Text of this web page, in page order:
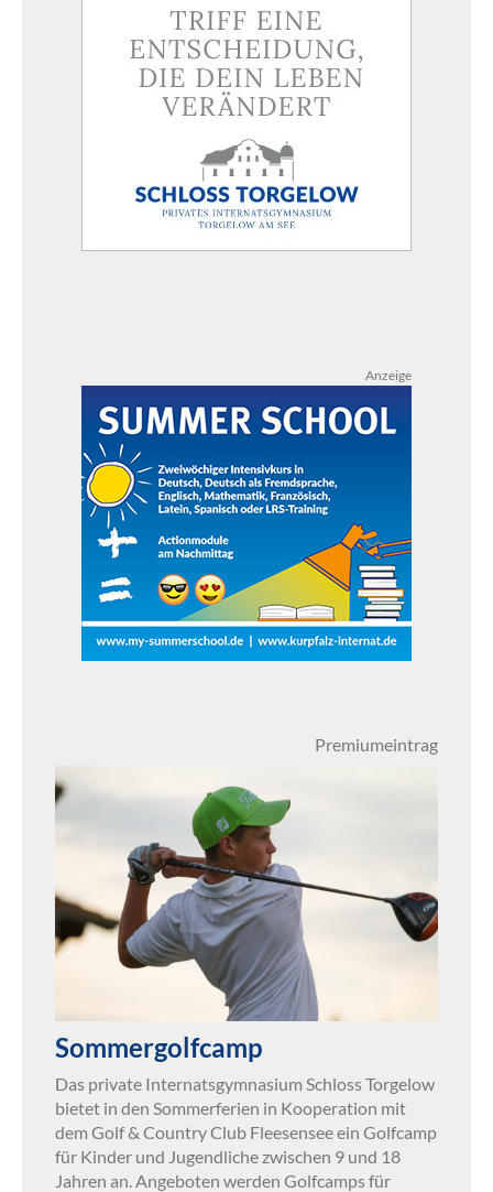
Anzeige
Premiumeintrag
Sommergolfcamp
Das private Internatsgymnasium Schloss Torgelow
bietet in den Sommerferien in Kooperation mit
dem Golf & Country Club Fleesensee ein Golfcamp
für Kinder und Jugendliche zwischen 9 und 18
Jahren an. Angeboten werden Golfcamps für